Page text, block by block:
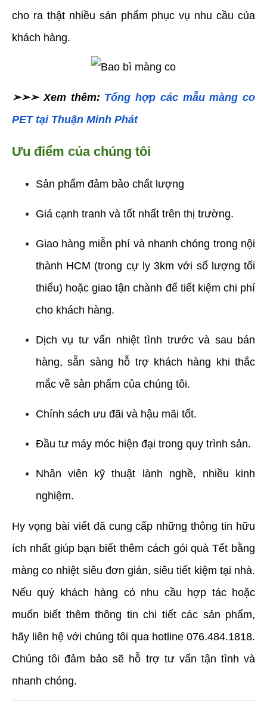
cho ra thật nhiều sản phẩm phục vụ nhu cầu của
khách hàng.
➢➢➢ Xem thêm: Tổng hợp các mẫu màng co
PET tại Thuận Minh Phát
Ưu điểm của chúng tôi
Sản phẩm đảm bảo chất lượng
Giá cạnh tranh và tốt nhất trên thị trường.
Giao hàng miễn phí và nhanh chóng trong nội
thành HCM (trong cự ly 3km với số lượng tối
thiểu) hoặc giao tận chành để tiết kiệm chi phí
cho khách hàng.
Dịch vụ tư vấn nhiệt tình trước và sau bán
hàng, sẵn sàng hỗ trợ khách hàng khi thắc
mắc về sản phẩm của chúng tôi.
Chính sách ưu đãi và hậu mãi tốt.
Đầu tư máy móc hiện đại trong quy trình sản.
Nhân viên kỹ thuật lành nghề, nhiều kinh
nghiệm.
Hy vọng bài viết đã cung cấp những thông tin hữu
ích nhất giúp bạn biết thêm cách gói quà Tết bằng
màng co nhiệt siêu đơn giản, siêu tiết kiệm tại nhà.
Nếu quý khách hàng có nhu cầu hợp tác hoặc
muốn biết thêm thông tin chi tiết các sản phẩm,
hãy liên hệ với chúng tôi qua hotline 076.484.1818.
Chúng tôi đảm bảo sẽ hỗ trợ tư vấn tận tình và
nhanh chóng.